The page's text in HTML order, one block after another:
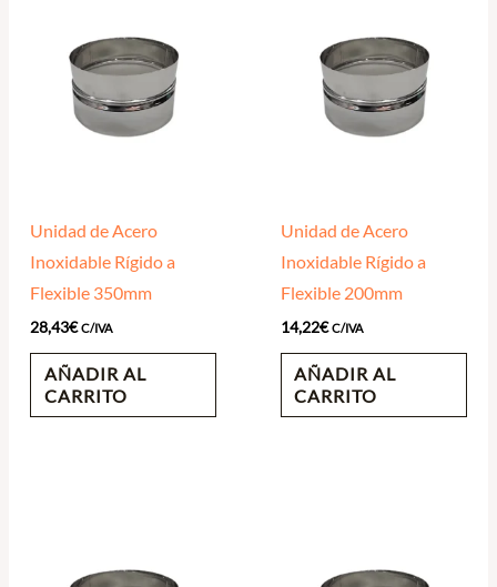
Unidad de Acero
Inoxidable Rígido a
Flexible 350mm
28,43€ C/IVA
AÑADIR AL
CARRITO
Unidad de Acero
Inoxidable Rígido a
Flexible 200mm
14,22€ C/IVA
AÑADIR AL
CARRITO